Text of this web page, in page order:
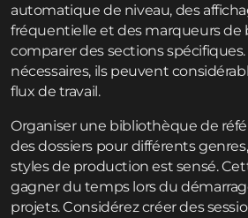
automatique de niveau, des
fréquentielle et des marqueurs de
comparer des sections
nécessaires, ils peuvent
flux de travail.
Organiser une bibliothèque de
des dossiers pour différents
styles de production est sensé.
gagner du temps lors du
projets. Considérez créer des